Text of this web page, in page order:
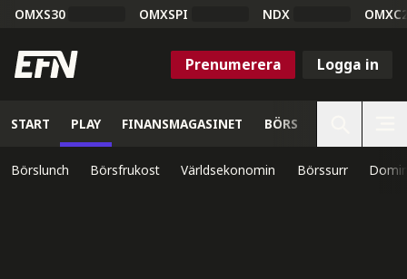
OMXS30 OMXSPI NDX
Prenumerera Logga in
START PLAY FINANSMAGASINET BÖRS
Börslunch Börsfrukost Världsekonomin Börssurr